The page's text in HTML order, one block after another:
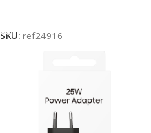
SKU: ref24916